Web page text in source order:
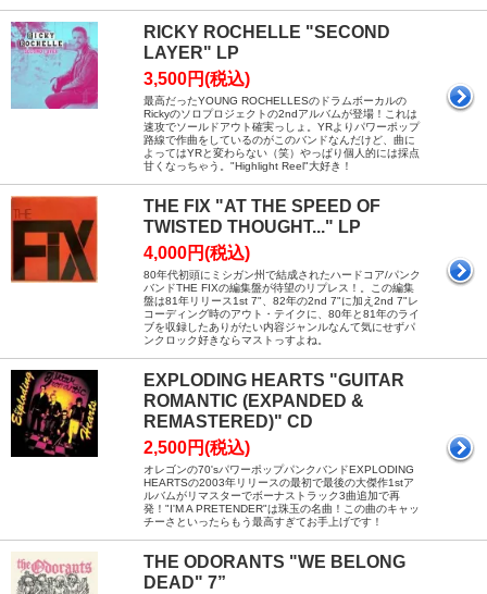
RICKY ROCHELLE "SECOND
LAYER" LP
3,500円(税込)
最高だったYOUNG ROCHELLESのドラムボーカルの
Rickyのソロプロジェクトの2ndアルバムが登場！これは
速攻でソールドアウト確実っしょ。YRよりパワーポップ
路線で作曲をしているのがこのバンドなんだけど、曲に
よってはYRと変わらない（笑）やっぱり個人的には採点
甘くなっちゃう。"Highlight Reel"大好き！
THE FIX "AT THE SPEED OF
TWISTED THOUGHT..." LP
4,000円(税込)
80年代初頭にミシガン州で結成されたハードコア/パンク
バンドTHE FIXの編集盤が待望のリプレス！。この編集
盤は81年リリース1st 7"、82年の2nd 7"に加え2nd 7"レ
コーディング時のアウト・テイクに、80年と81年のライ
ブを収録したありがたい内容ジャンルなんて気にせずパ
ンクロック好きならマストっすよね。
EXPLODING HEARTS "GUITAR
ROMANTIC (EXPANDED &
REMASTERED)" CD
2,500円(税込)
オレゴンの70'sパワーポップパンクバンドEXPLODING
HEARTSの2003年リリースの最初で最後の大傑作1stア
ルバムがリマスターでボーナストラック3曲追加で再
発！"I'M A PRETENDER"は珠玉の名曲！この曲のキャッ
チーさといったらもう最高すぎてお手上げです！
THE ODORANTS "WE BELONG
DEAD" 7”